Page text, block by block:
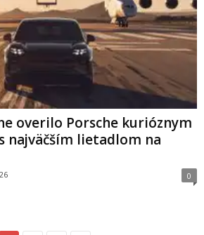
overilo Porsche kurióznym
najväčším lietadlom na
0